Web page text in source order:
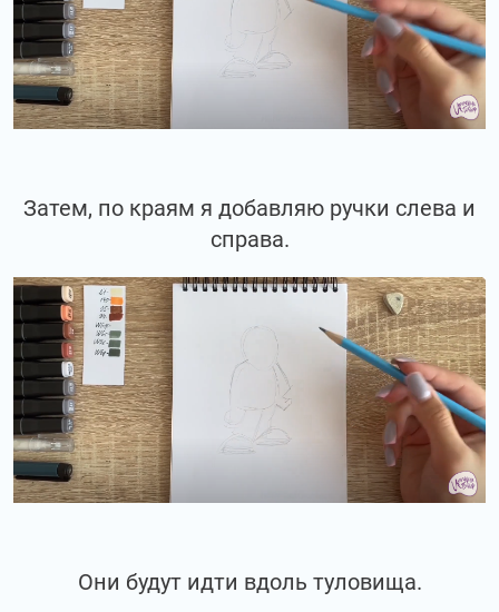
Затем, по краям я добавляю ручки слева и
справа.
Они будут идти вдоль туловища.